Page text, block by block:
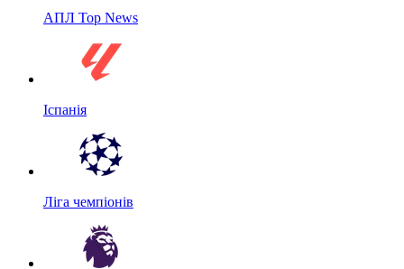
АПЛ Top News
Іспанія
Ліга чемпіонів